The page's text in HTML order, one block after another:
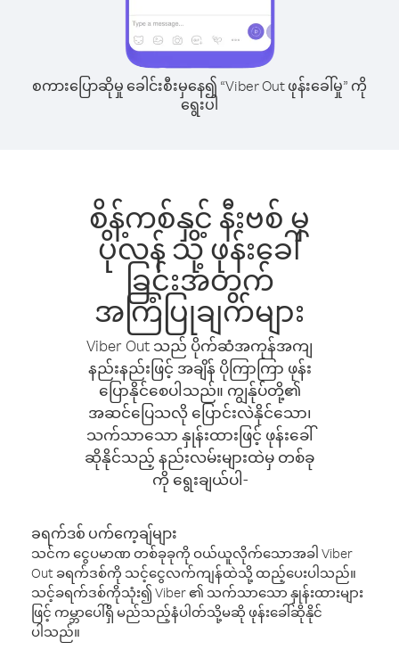
စကားပြောဆိုမှု ခေါင်းစီးမှနေ၍ “Viber Out ဖုန်းခေါ်မှု” ကို
ရွေးပါ
စိန့်ကစ်နှင့် နီးဗစ် မှ
ပိုလန် သို့ ဖုန်းခေါ်
ခြင်းအတွက်
အကြံပြုချက်များ
Viber Out သည် ပိုက်ဆံအကုန်အကျ
နည်းနည်းဖြင့် အချိန် ပိုကြာကြာ ဖုန်း
ပြောနိုင်စေပါသည်။ ကျွန်ုပ်တို့၏
အဆင်ပြေသလို ပြောင်းလဲနိုင်သော၊
သက်သာသော နှုန်းထားဖြင့် ဖုန်းခေါ်
ဆိုနိုင်သည့် နည်းလမ်းများထဲမှ တစ်ခု
ကို ရွေးချယ်ပါ-
ခရက်ဒစ် ပက်ကေ့ချ်များ
သင်က ငွေပမာဏ တစ်ခုခုကို ဝယ်ယူလိုက်သောအခါ Viber
Out ခရက်ဒစ်ကို သင့်ငွေလက်ကျန်ထဲသို့ ထည့်ပေးပါသည်။
သင့်ခရက်ဒစ်ကိုသုံး၍ Viber ၏ သက်သာသော နှုန်းထားများ
ဖြင့် ကမ္ဘာပေါ်ရှိ မည်သည့်နံပါတ်သို့မဆို ဖုန်းခေါ်ဆိုနိုင်
ပါသည်။